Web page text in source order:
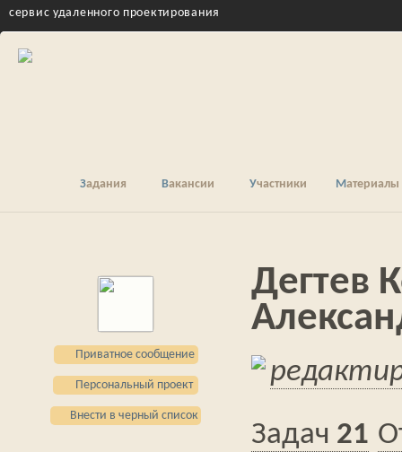
Задания Вакансии Участники Материалы
Приватное сообщение
Персональный проект
Внести в черный список
Дегтев
21
cервис удаленного проектирования